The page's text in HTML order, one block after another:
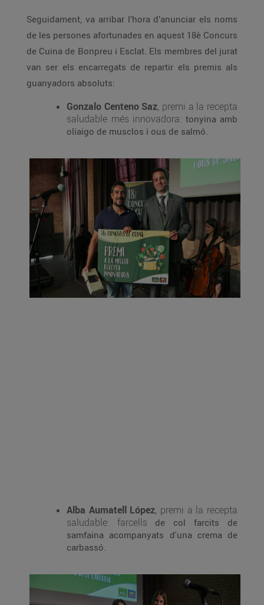
Seguidament, va arribar l’hora d’anunciar els noms
de les persones afortunades en aquest 18è Concurs
de Cuina de Bonpreu i Esclat. Els membres del jurat
van ser els encarregats de repartir els premis als
guanyadors absoluts:
Gonzalo Centeno Saz, premi a la recepta
saludable més innovadora: tonyina amb
oliaigo de musclos i ous de salmó.
Alba Aumatell López, premi a la recepta
saludable: farcells de col farcits de
samfaina acompanyats d'una crema de
carbassó.